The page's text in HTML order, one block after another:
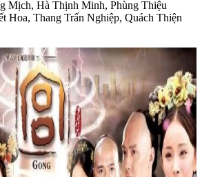
Mịch, Hà Thịnh Minh, Phùng Thiệu
Hoa, Thang Trấn Nghiệp, Quách Thiện